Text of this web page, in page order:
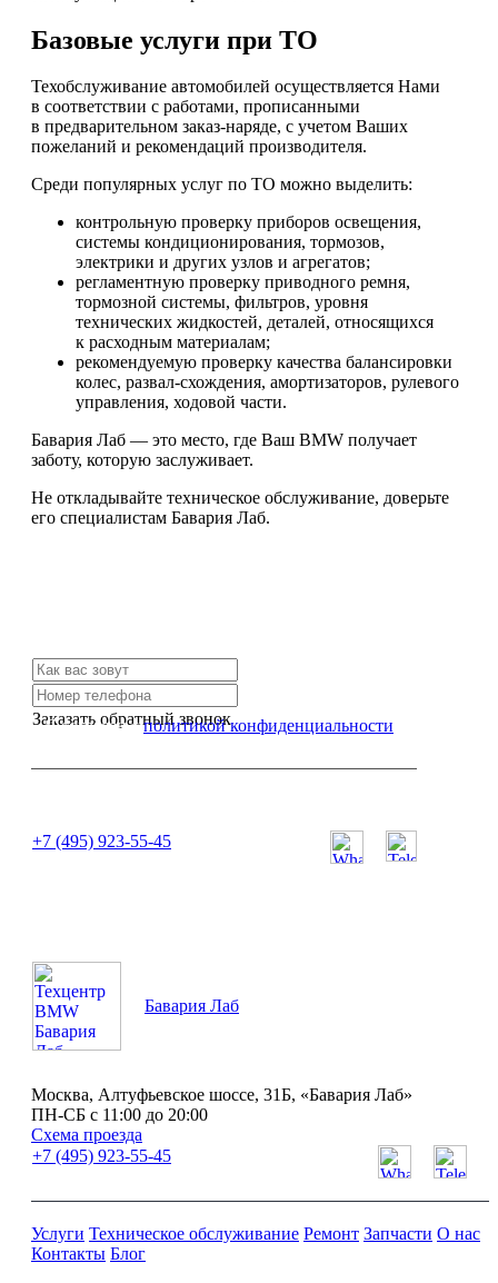
Базовые услуги при ТО
Техобслуживание автомобилей осуществляется Нами
в соответствии с работами, прописанными
в предварительном заказ-наряде, с учетом Ваших
пожеланий и рекомендаций производителя.
Среди популярных услуг по ТО можно выделить:
контрольную проверку приборов освещения,
системы кондиционирования, тормозов,
электрики и других узлов и агрегатов;
регламентную проверку приводного ремня,
тормозной системы, фильтров, уровня
технических жидкостей, деталей, относящихся
к расходным материалам;
рекомендуемую проверку качества балансировки
колес, развал-схождения, амортизаторов, рулевого
управления, ходовой части.
Бавария Лаб — это место, где Ваш BMW получает
заботу, которую заслуживает.
Не откладывайте техническое обслуживание, доверьте
его специалистам Бавария Лаб.
Заказать обратный звонок
Я согласен сполитикой конфиденциальности
+7 (495) 923-55-45
Бавария Лаб
Москва, Алтуфьевское шоссе, 31Б, «Бавария Лаб»
ПН-СБ с 11:00 до 20:00
Схема проезда
+7 (495) 923-55-45
Услуги Техническое обслуживание Ремонт Запчасти О нас
Контакты Блог